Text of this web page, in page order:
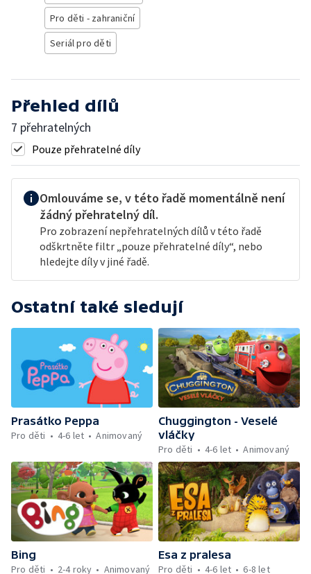
Pro děti - zahraniční
Seriál pro děti
Přehled dílů
7 přehratelných
Pouze přehratelné díly
Omlouváme se, v této řadě momentálně není
žádný přehratelný díl.
Pro zobrazení nepřehratelných dílů v této řadě
odškrtněte filtr „pouze přehratelné díly“, nebo
hledejte díly v jiné řadě.
Ostatní také sledují
Prasátko Peppa
Pro děti
4-6 let Animovaný
Chuggington - Veselé
vláčky
Pro děti
4-6 let Animovaný
Bing
Pro děti
2-4 roky Animovaný
Esa z pralesa
Pro děti
4-6 let 6-8 let